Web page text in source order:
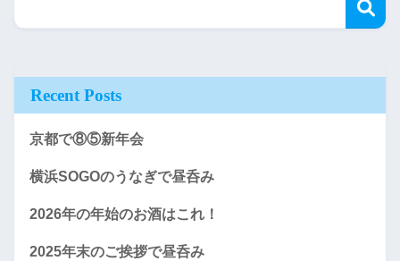
Recent Posts
京都で⑧⑤新年会
横浜SOGOのうなぎで昼呑み
2026年の年始のお酒はこれ！
2025年末のご挨拶で昼呑み